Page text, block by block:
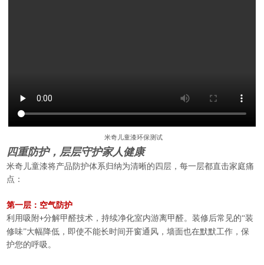
米奇儿童漆环保测试
四重防护，层层守护家人健康
米奇儿童漆将产品防护体系归纳为清晰的四层，每一层都直击家庭痛
点：
第一层：空气防护
利用吸附+分解甲醛技术，持续净化室内游离甲醛。装修后常见的“装
修味”大幅降低，即使不能长时间开窗通风，墙面也在默默工作，保
护您的呼吸。